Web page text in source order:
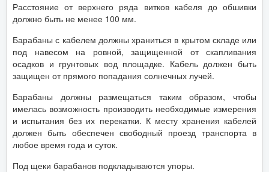
Расстояние от верхнего ряда витков кабеля до обшивки
должно быть не менее 100 мм.
Барабаны с кабелем должны храниться в крытом складе или
под навесом на ровной, защищенной от скапливания
осадков и грунтовых вод площадке. Кабель должен быть
защищен от прямого попадания солнечных лучей.
Барабаны должны размещаться таким образом, чтобы
имелась возможность производить необходимые измерения
и испытания без их перекатки. К месту хранения кабелей
должен быть обеспечен свободный проезд транспорта в
любое время года и суток.
Под щеки барабанов подкладываются упоры.